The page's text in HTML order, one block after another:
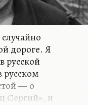
дороге. Я
русской
русском
— о
Сергий», и